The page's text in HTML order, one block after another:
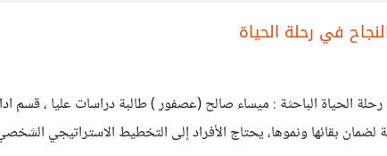
في رحلة الحياة
الحياة الباحثة : ميساء صالح (عصفور ) طالبة دراسات عليا ، قسم
بقائها ونموها، يحتاج الأفراد إلى التخطيط الاستراتيجي